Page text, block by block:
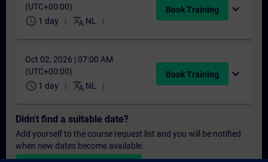
(UTC+00:00)
schedule 1 day translate NL
Book Training expand_more
Oct 02, 2026 | 07:00 AM
(UTC+00:00)
schedule 1 day translate NL
Book Training expand_more
Didn't find a suitable date?
Add yourself to the course request list and you will be notified
when new dates become available.